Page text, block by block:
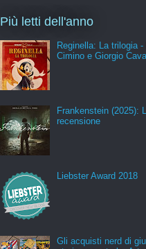
Più letti dell'anno
Reginella: La trilogia -
Cimino e Giorgio
Frankenstein (2025):
recensione
Liebster Award 2018
Gli acquisti nerd di